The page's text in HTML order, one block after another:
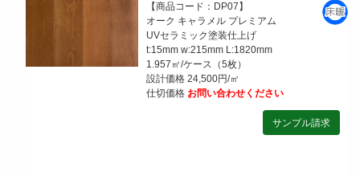
【商品コード：DP07】
オーク キャラメル プレミアム
UVセラミック塗装仕上げ
t:15mm w:215mm L:1820mm
1.957㎡/ケース（5枚）
設計価格 24,500円/㎡
仕切価格 お問い合わせください